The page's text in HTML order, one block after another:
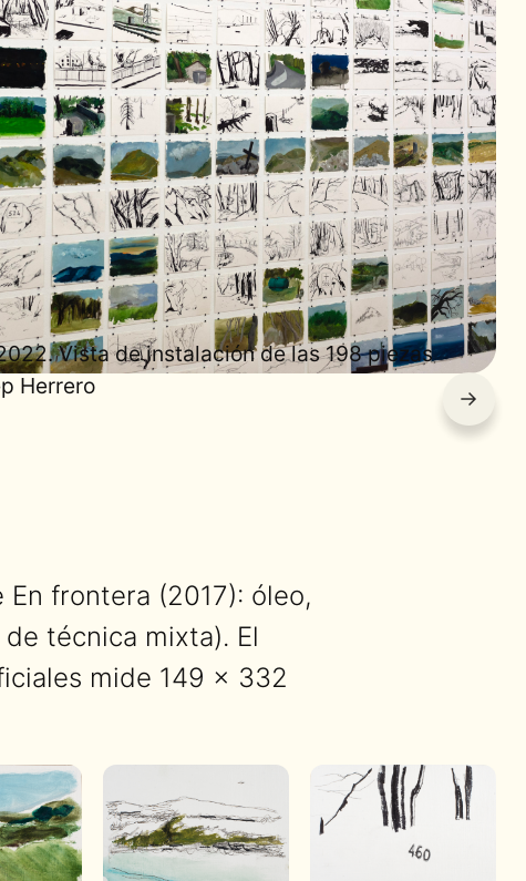
Vista de instalación de las 198 piezas
Herrero
frontera (2017): óleo,
técnica mixta). El
mide 149 × 332
→